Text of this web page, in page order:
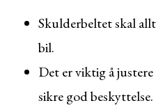
Skulderbeltet skal
bil.
Det er viktig å
sikre god beskyttelse.